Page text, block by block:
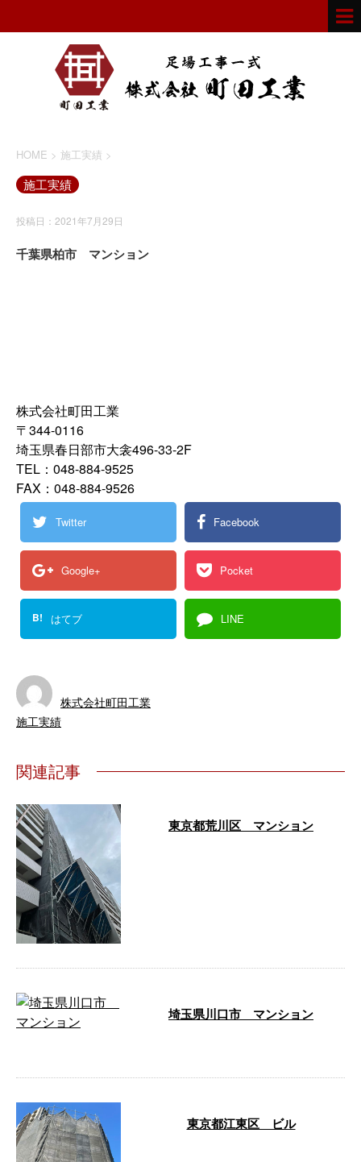
HOME > 施工実績 >
施工実績
投稿日：2021年7月29日
千葉県柏市 マンション
株式会社町田工業
〒344-0116
埼玉県春日部市大衾496-33-2F
TEL：048-884-9525
FAX：048-884-9526
Twitter Facebook
Google+ Pocket
B! はてブ LINE
株式会社町田工業
施工実績
関連記事
東京都荒川区 マンション
埼玉県川口市 マンション
東京都江東区 ビル